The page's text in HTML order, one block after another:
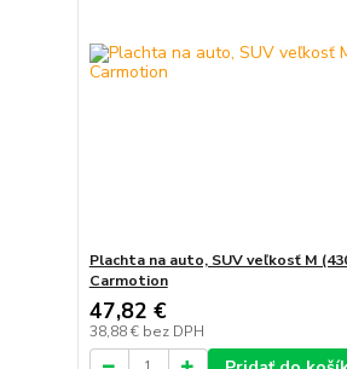
Plachta na auto, SUV veľkosť M
Carmotion
47,82 €
38,88 € bez DPH